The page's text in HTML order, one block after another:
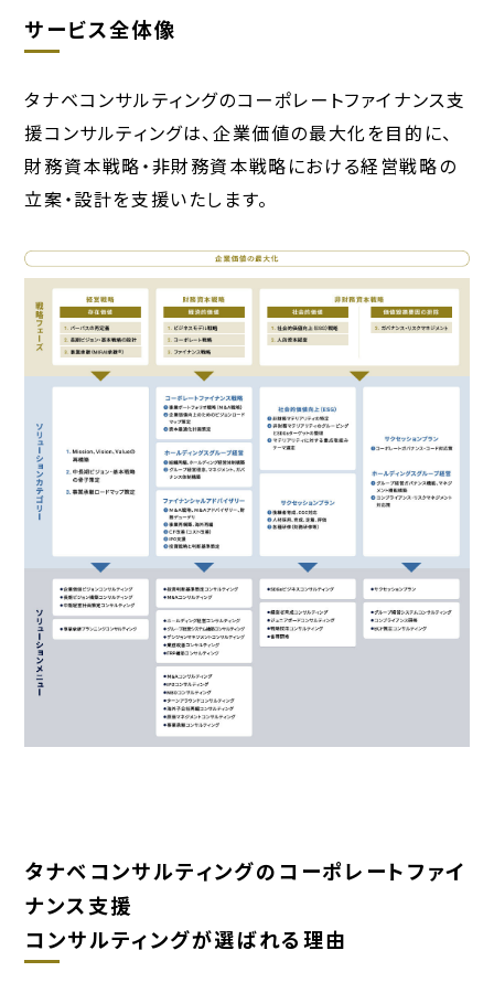
サービス全体像
タナベコンサルティングのコーポレートファイナンス支
援コンサルティングは、企業価値の最大化を目的に、
財務資本戦略・非財務資本戦略における経営戦略の
立案・設計を支援いたします。
タナベコンサルティングのコーポレートファイ
ナンス⽀援
コンサルティングが選ばれる理由